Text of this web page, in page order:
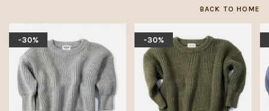
BACK TO HOME
-30% -30%